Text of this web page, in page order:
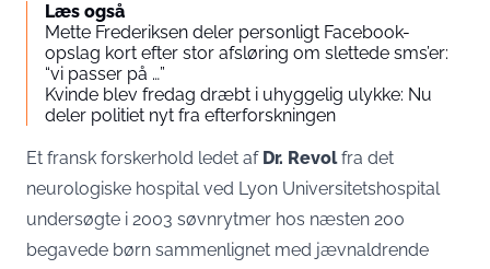
Læs også
Mette Frederiksen deler personligt Facebook-
opslag kort efter stor afsløring om slettede sms’er:
“vi passer på …”
Kvinde blev fredag dræbt i uhyggelig ulykke: Nu
deler politiet nyt fra efterforskningen
Et fransk forskerhold ledet af Dr. Revolfra det
neurologiske hospital ved Lyon Universitetshospital
undersøgte i 2003 søvnrytmer hos næsten 200
begavede børn sammenlignet med jævnaldrende